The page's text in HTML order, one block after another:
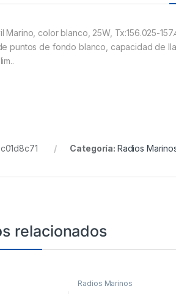
Marino, color blanco, 25W, Tx:156.025-
puntos de fondo blanco, capacidad de
Categoría: Radios
relacionados
Radios Marinos